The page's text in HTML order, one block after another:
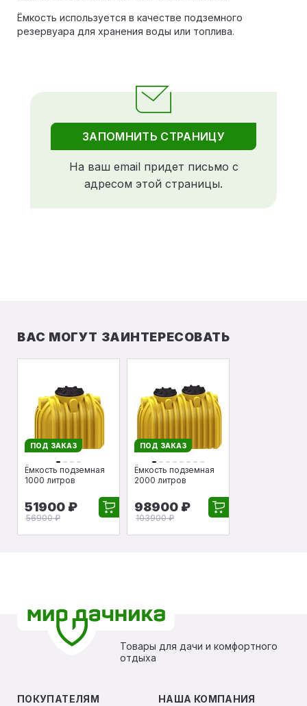
Ёмкость используется в качестве подземного
резервуара для хранения воды или топлива.
ЗАПОМНИТЬ СТРАНИЦУ
На ваш email придет письмо с
адресом этой страницы.
ВАС МОГУТ ЗАИНТЕРЕСОВАТЬ
ПОД ЗАКАЗ
Ёмкость подземная
1000 литров
51900 ₽
56900 ₽
ПОД ЗАКАЗ
Ёмкость подземная
2000 литров
98900 ₽
103900 ₽
Товары для дачи и комфортного
отдыха
ПОКУПАТЕЛЯМ НАША КОМПАНИЯ